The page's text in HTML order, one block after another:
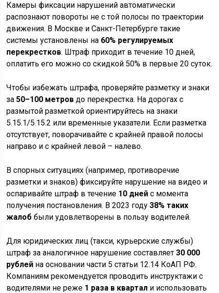
Камеры фиксации нарушений автоматически
распознают повороты не с той полосы по траектории
движения. В Москве и Санкт-Петербурге такие
системы установлены на 60% регулируемых
перекрестков. Штраф приходит в течение 10 дней,
оплатить его можно со скидкой 50% в первые 20 суток.
Чтобы избежать штрафа, проверяйте разметку и знаки
за50–100 метров до перекрестка. На дорогах с
размытой разметкой ориентируйтесь на знаки
5.15.1/5.15.2 или временные указатели. Если разметка
отсутствует, поворачивайте с крайней правой полосы
направо и с крайней левой – налево.
В спорных ситуациях (например, противоречие
разметки и знаков) фиксируйте нарушение на видео и
оспаривайте штраф в течение 10 дней с момента
получения постановления. В 2023 году38% таких
жалоб были удовлетворены в пользу водителей.
Для юридических лиц (такси, курьерские службы)
штраф за аналогичное нарушение составляет30 000
рублей на основании части 5 статьи 12.14 КоАП РФ.
Компаниям рекомендуется проводить инструктажи с
водителями не реже 1 раза в квартал и использовать